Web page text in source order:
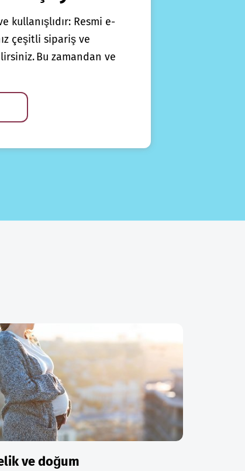
kullanışlıdır: Resmi e-
çeşitli sipariş ve
Bu zamandan ve
ve doğum